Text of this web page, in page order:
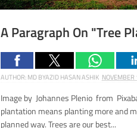
A Paragraph On "Tree
AUTHOR:MD BYAZID HASAN ASHIK
Image by Johannes Plenio from
plantation means planting more and
planned way. Trees are our best...